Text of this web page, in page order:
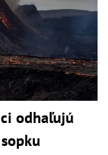
odhaľujú